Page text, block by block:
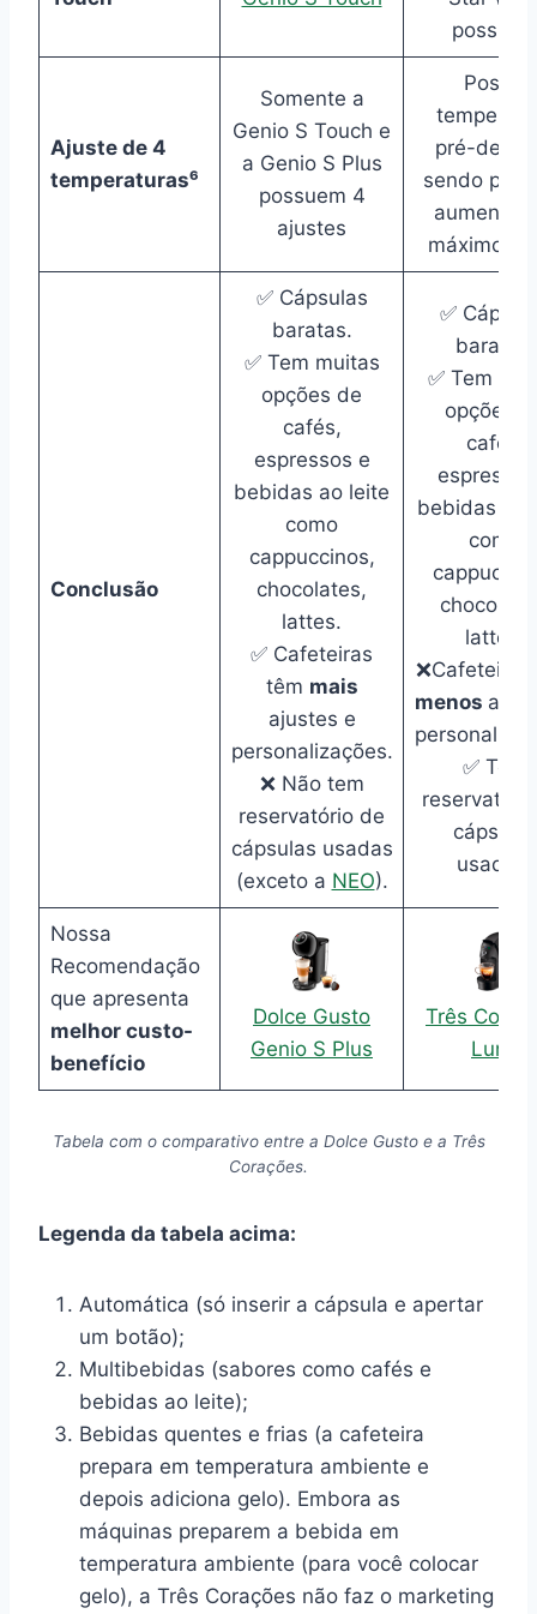
Ajuste de 4
temperaturas⁶
Somente a
Genio S Touch e
a Genio S Plus
possuem 4
ajustes
Possui
pré-
sendo
aumentar
máximo
Conclusão
✅ Cápsulas
baratas.
✅ Tem muitas
opções de
cafés,
espressos e
bebidas ao leite
como
cappuccinos,
chocolates,
lattes.
✅ Cafeteiras
têm mais
ajustes e
personalizações.
❌ Não tem
reservatório de
cápsulas usadas
(exceto a NEO).
✅
baratas.
✅ Tem
opções
cafés,
bebidas ao
como
lattes.
menos
✅ Tem
cápsulas
usadas.
Nossa
Recomendação
que apresenta
melhor custo-
benefício
Dolce Gusto
Genio S Plus
Três
Luna
Tabela com o comparativo entre a Dolce Gusto e a Três
Corações.
Legenda da tabela acima:
Automática (só inserir a cápsula e apertar
um botão);
Multibebidas (sabores como cafés e
bebidas ao leite);
Bebidas quentes e frias (a cafeteira
prepara em temperatura ambiente e
depois adiciona gelo). Embora as
máquinas preparem a bebida em
temperatura ambiente (para você colocar
gelo), a Três Corações não faz o marketing